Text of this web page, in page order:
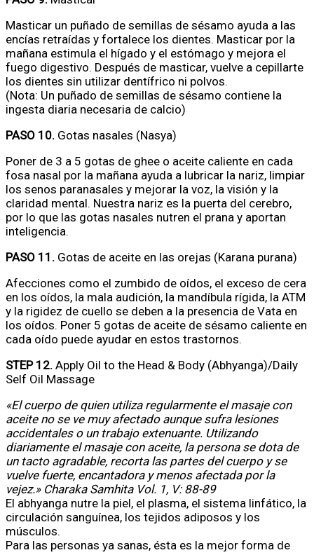
Masticar un puñado de semillas de sésamo ayuda a las
encías retraídas y fortalece los dientes. Masticar por la
mañana estimula el hígado y el estómago y mejora el
fuego digestivo. Después de masticar, vuelve a cepillarte
los dientes sin utilizar dentífrico ni polvos.
(Nota: Un puñado de semillas de sésamo contiene la
ingesta diaria necesaria de calcio)
PASO 10. Gotas nasales (Nasya)
Poner de 3 a 5 gotas de ghee o aceite caliente en cada
fosa nasal por la mañana ayuda a lubricar la nariz, limpiar
los senos paranasales y mejorar la voz, la visión y la
claridad mental. Nuestra nariz es la puerta del cerebro,
por lo que las gotas nasales nutren el prana y aportan
inteligencia.
PASO 11. Gotas de aceite en las orejas (Karana purana)
Afecciones como el zumbido de oídos, el exceso de cera
en los oídos, la mala audición, la mandíbula rígida, la ATM
y la rigidez de cuello se deben a la presencia de Vata en
los oídos. Poner 5 gotas de aceite de sésamo caliente en
cada oído puede ayudar en estos trastornos.
STEP 12. Apply Oil to the Head & Body (Abhyanga)/Daily
Self Oil Massage
«El cuerpo de quien utiliza regularmente el masaje con
aceite no se ve muy afectado aunque sufra lesiones
accidentales o un trabajo extenuante. Utilizando
diariamente el masaje con aceite, la persona se dota de
un tacto agradable, recorta las partes del cuerpo y se
vuelve fuerte, encantadora y menos afectada por la
vejez.» Charaka Samhita Vol. 1, V: 88-89
El abhyanga nutre la piel, el plasma, el sistema linfático, la
circulación sanguínea, los tejidos adiposos y los
músculos.
Para las personas ya sanas, ésta es la mejor forma de